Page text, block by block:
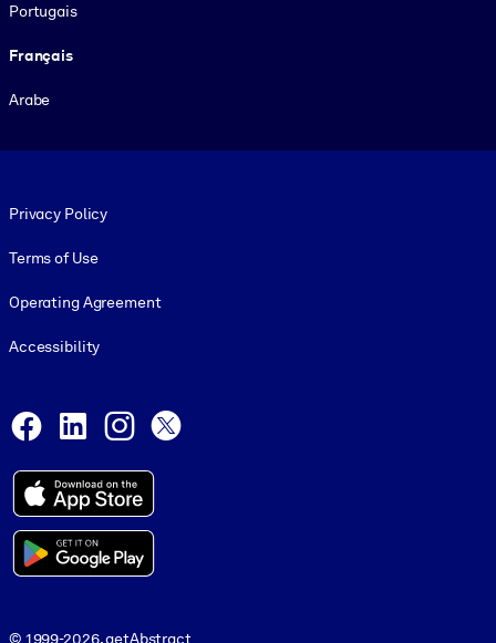
Portugais
Français
Arabe
Privacy Policy
Terms of Use
Operating Agreement
Accessibility
Facebook
LinkedInInstagram
© 1999-2026, getAbstract